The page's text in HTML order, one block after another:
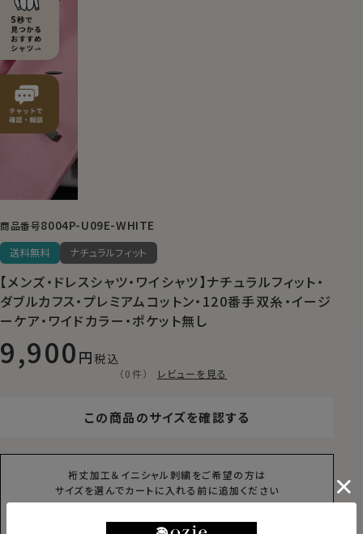
商品番号8004P-U09E-WHITE
送料無料 ナチュラルフィット
【メンズ・ドレスシャツ・ワイシャツ】ナチュラルフィット・
ダブルカフス・プレミアムコットン・120番手双糸・イージ
ーケア・ワイドカラー・ポケット無し
9,900 税込
（0件） レビューを見る
この商品のサイズを確認する
裄丈加工＆イニシャル刺繍をご希望の方は
サイズを選んでカートに入れる前に追加ください